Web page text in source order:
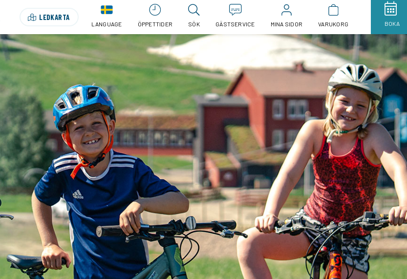
LEDKARTA
LANGUAGE ÖPPETTIDER SÖK GÄSTSERVICE MINA SIDOR VARUKORG BOKA